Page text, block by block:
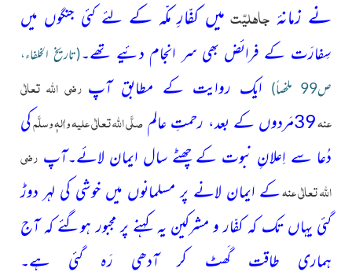
نے زمانۂ جاہلیّتمیں کفّارِ مکّہ کے لئے کئی جنگوں میں
سِفارَت کے فرائض بھی سر انجام دئیے تھے۔(تاریخ الخلفاء،
ص99 ملخصاً)
ایک روایت کے مطابق آپ رضی اللہ تعالٰی
عنہ39مَردوں کے بعد، رحمتِ عالم صلَّی اللہ تعالٰی علیہ واٰلہٖ وسلَّمکی
دُعا سے اِعلانِ نبوت کے چھٹے سال ایمان لائے۔آپ رضی
اللہ تعالٰی عنہکے ایمان لانے پر مسلمانوں میں خوشی کی لہر دوڑ
گئی یہاں تک کہ کفّار و مشرکین یہکہنے پر مجبور ہوگئے کہ آج
ہماری طاقت گَھٹ کر آدھی رَہ گئی ہے۔